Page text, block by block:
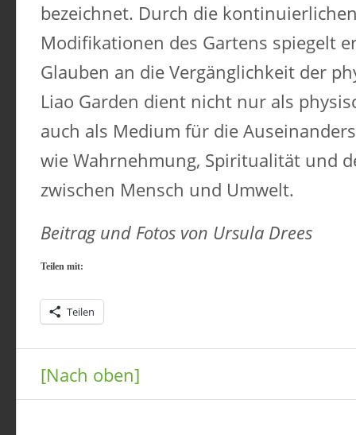
bezeichnet. Durch die
Modifikationen des Gartens spiegelt
Glauben an die Vergänglichkeit der
Liao Garden dient nicht nur als
auch als Medium für die
wie Wahrnehmung, Spiritualität und
zwischen Mensch und Umwelt.​
Beitrag und Fotos von Ursula Drees
Teilen mit:
Teilen
[Nach oben]